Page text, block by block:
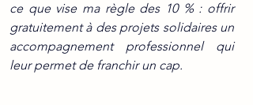
ce que vise ma règle des 10 % : offrir
gratuitement à des projets solidaires un
accompagnement professionnel qui
leur permet de franchir un cap.